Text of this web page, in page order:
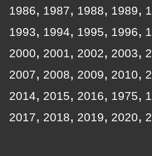
1986
1987 1988 1989
1993
1994 1995 1996
2000
2001 2002 2003
2007
2008 2009 2010
2014
2015 2016 1975
2017
2018 2019 2020